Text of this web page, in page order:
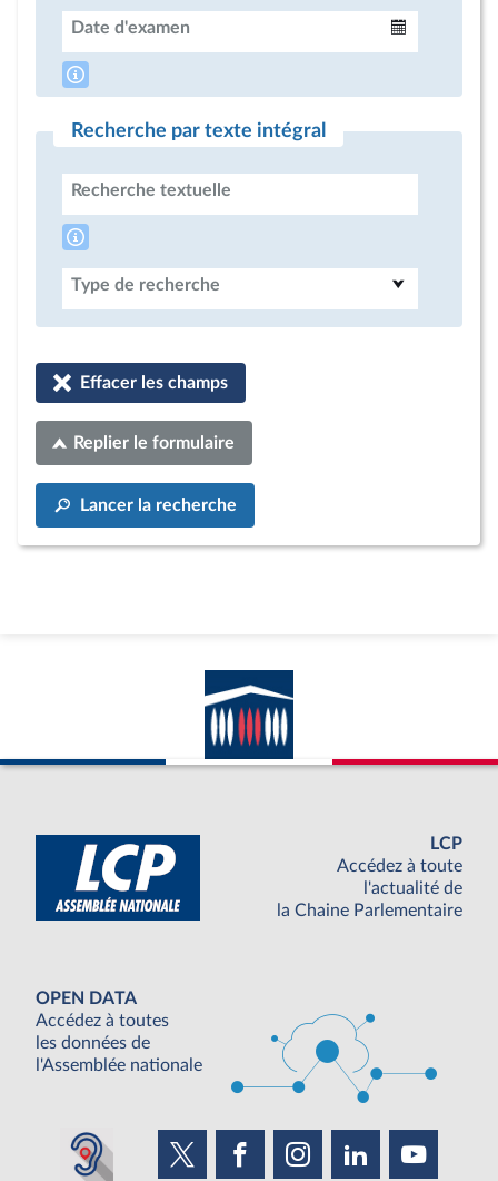
Date d'examen
Recherche par texte intégral
Recherche textuelle
Type de recherche
Effacer les champs
Replier le formulaire
Lancer la recherche
LCP
Accédez à toute
l'actualité de
la Chaine Parlementaire
OPEN DATA
Accédez à toutes
les données de
l'Assemblée nationale